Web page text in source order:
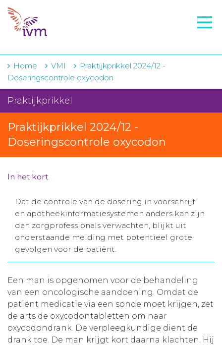
VMI
IVM-academie
Zorginstellingen
Voorschrijfgedrag
Projecten
Over IVM
Winkelwagentje
Aanmelden nieuwsbrief
Toegang leeromgeving
Home VMI
Praktijkprikkel 2024/12 -
Doseringscontrole oxycodon
Praktijkprikkel
Praktijkprikkel 2024/12 -
Doseringscontrole oxycodon
In het kort
Dat de controle van de dosering in voorschrijf-
en apotheekinformatiesystemen anders kan zijn
dan zorgprofessionals verwachten, blijkt uit
onderstaande melding met potentieel grote
gevolgen voor de patiënt.
Een man is opgenomen voor de behandeling
van een oncologische aandoening. Omdat de
patiënt medicatie via een sonde moet krijgen, zet
de arts de oxycodontabletten om naar
oxycodondrank. De verpleegkundige dient de
drank toe. De man krijgt kort daarna klachten. Hij